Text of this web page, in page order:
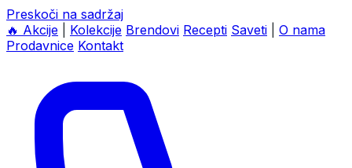
Preskoči na sadržaj
🔥 Akcije Kolekcije Brendovi Recepti Saveti
O nama
Prodavnice Kontakt